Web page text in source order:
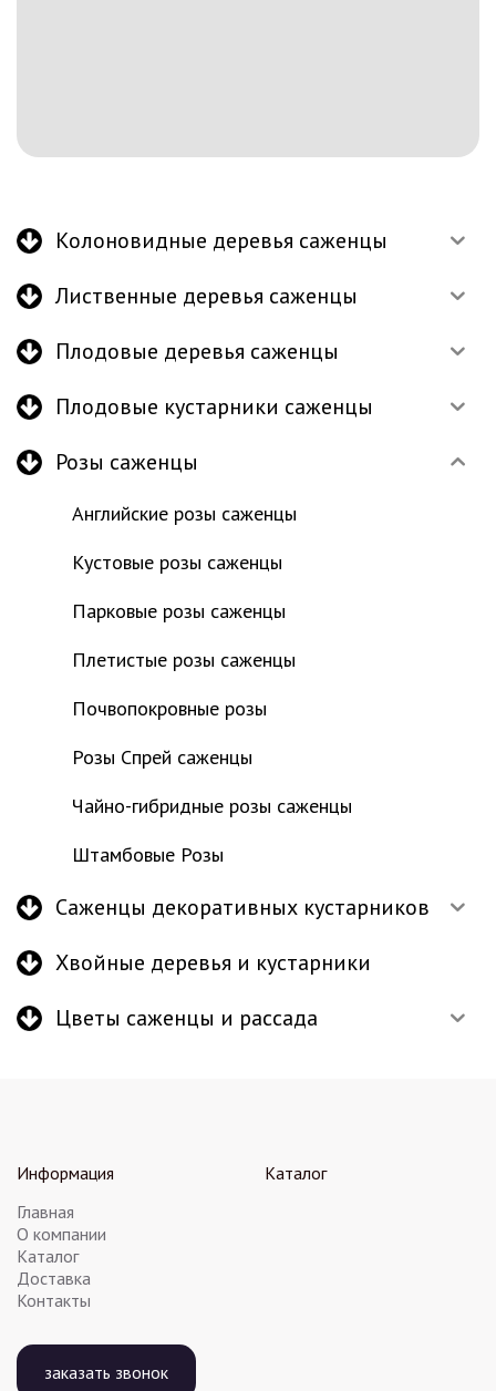
Колоновидные деревья саженцы
Лиственные деревья саженцы
Плодовые деревья саженцы
Плодовые кустарники саженцы
Розы саженцы
Английские розы саженцы
Кустовые розы саженцы
Парковые розы саженцы
Плетистые розы саженцы
Почвопокровные розы
Розы Спрей саженцы
Чайно-гибридные розы саженцы
Штамбовые Розы
Саженцы декоративных кустарников
Хвойные деревья и кустарники
Цветы саженцы и рассада
Информация
Главная
О компании
Каталог
Доставка
Контакты
Каталог
заказать звонок